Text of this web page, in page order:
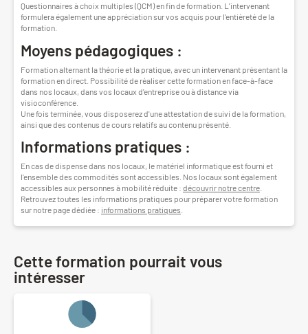
Questionnaires à choix multiples (QCM) en fin de formation. L'intervenant
formulera également une appréciation sur vos acquis pour l'entièreté de la
formation.
Moyens pédagogiques :
Formation alternant la théorie et la pratique, avec un intervenant présentant la
formation en direct. Possibilité de réaliser cette formation en face-à-face
dans nos locaux, dans vos locaux d'entreprise ou à distance via
visioconférence.
Une fois terminée, vous disposerez d'une attestation de suivi de la formation,
ainsi que des contenus de cours relatifs au contenu présenté.
Informations pratiques :
En cas de dispense dans nos locaux, le matériel informatique est fourni et
l'ensemble des commodités sont accessibles. Nos locaux sont également
accessibles aux personnes à mobilité réduite : découvrir notre centre
Retrouvez toutes les informations pratiques pour préparer votre formation
sur notre page dédiée : informations pratiques
Cette formation pourrait vous
intéresser